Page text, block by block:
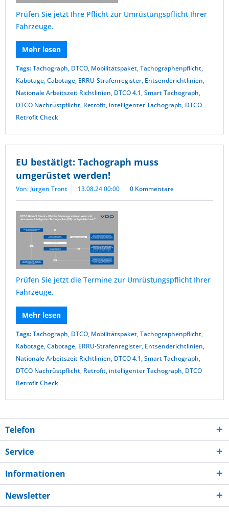
Prüfen Sie jetzt Ihre Pflicht zur Umrüstungspflicht Ihrer
Fahrzeuge.
Mehr lesen
Tags:Tachograph, DTCO, Mobilitätspaket,Tachographenpflicht,
Kabotage,Cabotage, ERRU-Strafenregister, Entsenderichtlinien,
Nationale Arbeitszeit Richtlinien, DTCO 4.1,Smart Tachograph,
DTCO Nachrüstpflicht, Retrofit, intelligenter Tachograph, DTCO
Retrofit Check
EU bestätigt: Tachograph muss
umgerüstet werden!
Von: Jürgen Tront 13.08.24 00:00 0 Kommentare
Prüfen Sie jetzt die Termine zur Umrüstungspflicht Ihrer
Fahrzeuge.
Mehr lesen
Tags:Tachograph, DTCO, Mobilitätspaket,Tachographenpflicht,
Kabotage,Cabotage, ERRU-Strafenregister, Entsenderichtlinien,
Nationale Arbeitszeit Richtlinien, DTCO 4.1,Smart Tachograph,
DTCO Nachrüstpflicht, Retrofit, intelligenter Tachograph, DTCO
Retrofit Check
Telefon
Service
Informationen
Newsletter